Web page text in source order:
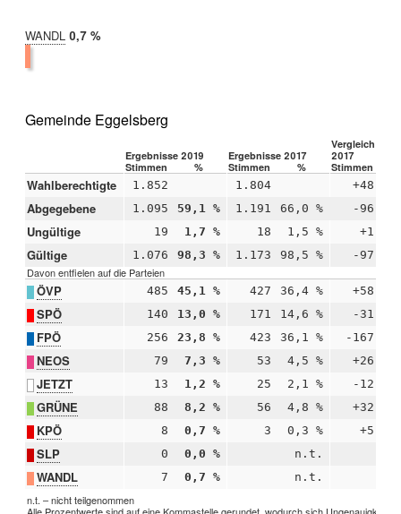
WANDL 2019:
0,7 %
Gemeinde Eggelsberg
Ergebnisse 2019 Ergebnisse 2017
Vergleich
2017
Stimmen
% Stimmen % Stimmen
Wahlberechtigte 1.852 1.804 +48
Abgegebene 1.095 59,1 % 1.191 66,0 % -96
Ungültige 19 1,7 % 18 1,5 % +1
Gültige 1.076 98,3 % 1.173 98,5 % -97
Davon entfielen auf die Parteien
ÖVP 485 45,1 % 427 36,4 % +58
SPÖ 140 13,0 % 171 14,6 % -31
FPÖ 256 23,8 % 423 36,1 % -167
NEOS 79 7,3 % 53 4,5 % +26
JETZT 13 1,2 % 25 2,1 % -12
GRÜNE 88 8,2 % 56 4,8 % +32
KPÖ 8 0,7 % 3 0,3 % +5
SLP 0 0,0 % n.t.
WANDL 7 0,7 % n.t.
n.t. – nicht teilgenommen